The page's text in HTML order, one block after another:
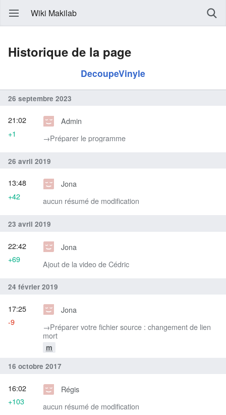
Wiki Makilab
Historique de la page
DecoupeVinyle
26 septembre 2023
Admin
→‎Préparer le programme
21:02
+1
26 avril 2019
Jona
aucun résumé de modification
13:48
+42
23 avril 2019
Jona
Ajout de la video de Cédric
22:42
+69
24 février 2019
Jona
→‎Préparer votre fichier source : changement de lien
mort
m
17:25
-9
16 octobre 2017
Régis
aucun résumé de modification
16:02
+103